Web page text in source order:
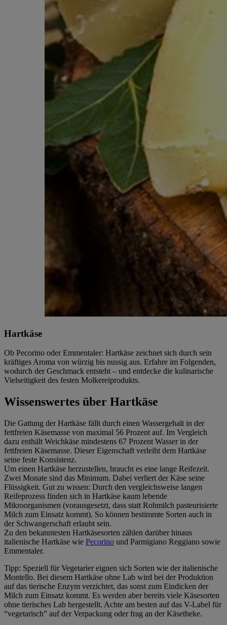
Hartkäse
Ob Pecorino oder Emmentaler: Hartkäse zeichnet sich durch sein
kräftiges Aroma von würzig bis nussig aus. Erfahre im Folgenden,
wodurch der Geschmack entsteht – und entdecke die kulinarische
Vielseitigkeit des festen Molkereiprodukts.
Wissenswertes über Hartkäse
Die Gattung der Hartkäse fällt durch einen Wassergehalt in der
fettfreien Käsemasse von maximal 56 Prozent auf. Im Vergleich
dazu enthält Weichkäse mindestens 67 Prozent Wasser in der
fettfreien Käsemasse. Dieser Eigenschaft verleiht dem Hartkäse
seine feste Konsistenz.
Um einen Hartkäse herzustellen, braucht es eine lange Reifezeit.
Zwei Monate sind das Minimum. Dabei verliert der Käse seine
Flüssigkeit. Gut zu wissen: Durch den vergleichsweise langen
Reifeprozess finden sich in Hartkäse kaum lebende
Mikroorganismen (vorausgesetzt, dass statt Rohmilch pasteurisierte
Milch zum Einsatz kommt). So können bestimmte Sorten auch in
der Schwangerschaft erlaubt sein.
Zu den bekanntesten Hartkäsesorten zählen darüber hinaus
italienische Hartkäse wie Pecorino und Parmigiano Reggiano sowie
Emmentaler.
Tipp: Speziell für Vegetarier eignen sich Sorten wie der italienische
Montello. Bei diesem Hartkäse ohne Lab wird bei der Produktion
auf das tierische Enzym verzichtet, das sonst zum Eindicken der
Milch zum Einsatz kommt. Es werden aber bereits viele Käsesorten
ohne tierisches Lab hergestellt. Achte am besten auf das V-Label für
“vegetarisch” auf der Verpackung oder frag an der Käsetheke.